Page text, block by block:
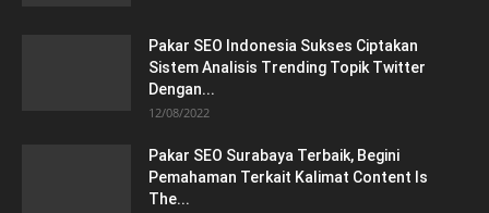
Pakar SEO Indonesia Sukses Ciptakan
Sistem Analisis Trending Topik Twitter
Dengan...
12/08/2022
Pakar SEO Surabaya Terbaik, Begini
Pemahaman Terkait Kalimat Content Is
The...